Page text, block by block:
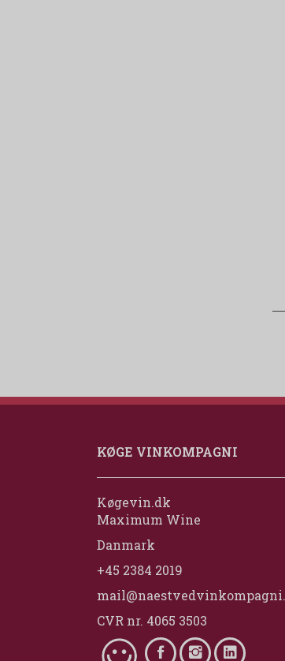
KØGE VINKOMPAGNI
Køgevin.dk
Maximum Wine
Danmark
+45 2384 2019
CVR nr. 4065 3503